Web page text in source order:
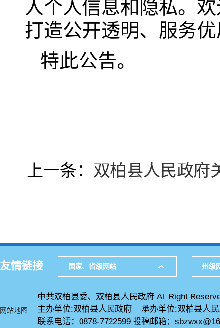
人个人信息和隐私。
打造公开透明、服务
特此公告。
上一条： 双柏县人民政府
友情链接 国家、省级网站 州级
网站地图
中共双柏县委、双柏县人民政府 All Right
主办单位:双柏县人民政府 承办单位:双柏县人
联系电话：0878-7722599 投稿邮箱：